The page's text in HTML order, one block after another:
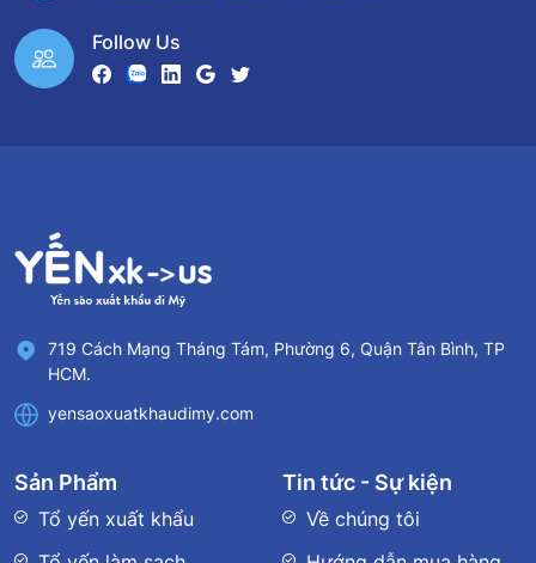
Follow Us
719 Cách Mạng Tháng Tám, Phường 6, Quận Tân Bình, TP
HCM.
yensaoxuatkhaudimy.com
Sản Phẩm
Tổ yến xuất khẩu
Tin tức - Sự kiện
Về chúng tôi